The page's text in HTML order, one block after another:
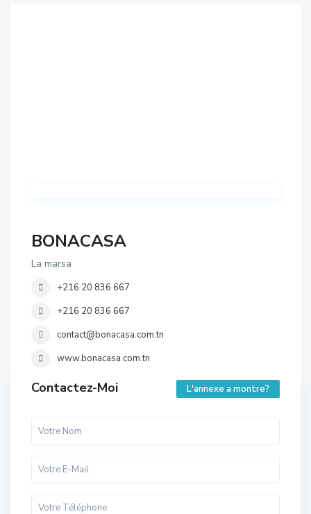
BONACASA
La marsa
+216 20 836 667
+216 20 836 667
contact@bonacasa.com.tn
www.bonacasa.com.tn
Contactez-Moi L'annexe a montre?